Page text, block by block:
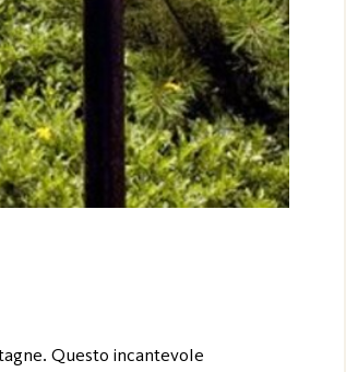
Questo incantevole